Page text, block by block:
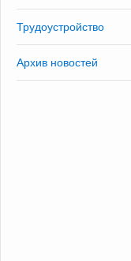
Трудоустройство
Архив новостей